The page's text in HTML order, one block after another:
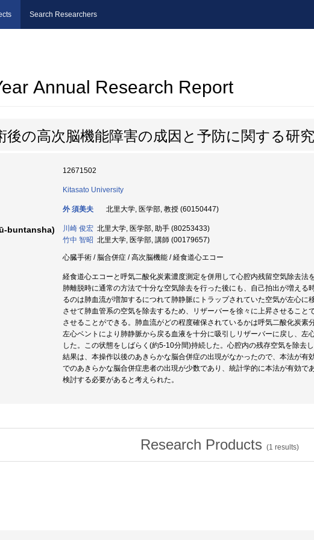
Search Researchers
Annual Research Report
後の高次脳機能障害の成因と予防に関する研究
12671502
Kitasato University
外 須美夫 北里大学, 医学部, 教授 (60150447)
buntansha) 川崎 俊宏 北里大学, 医学部, 助手 (80253433)
竹中 智昭 北里大学, 医学部, 講師 (00179657)
心臓手術 / 脳合併症 / 高次脳機能 / 経食道心エコー
経食道心エコーと呼気二酸化炭素濃度測定を併用して心腔内残留空気除去
肺離脱時に通常の方法で十分な空気除去を行った後にも、自己拍出が増え
るのは肺血流が増加するにつれて肺静脈にトラップされていた空気が左心
させて肺血管系の空気を除去するため、リザーバーを徐々に上昇させるこ
させることができる。肺血流がどの程度確保されているかは呼気二酸化炭素
左心ベントにより肺静脈から戻る血液を十分に吸引しリザーバーに戻し、
した。この状態をしばらく(約5-10分間)持続した。心腔内の残存空気を除去
結果は、本操作以後のあきらかな脳合併症の出現がなかったので、本法が
でのあきらかな脳合併症患者の出現が少数であり、統計学的に本法が有効
検討する必要があると考えられた。
Research Products (1 results)